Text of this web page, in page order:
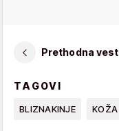
Prethodna vest
TAGOVI
BLIZNAKINJE KOŽA